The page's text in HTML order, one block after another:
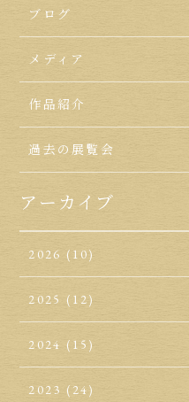
ブログ
メディア
作品紹介
過去の展覧会
アーカイブ
2026 (10)
2025 (12)
2024 (15)
2023 (24)